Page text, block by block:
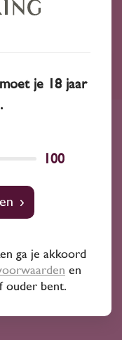
je 18 jaar
100
ga je akkoord
en
ouder bent.